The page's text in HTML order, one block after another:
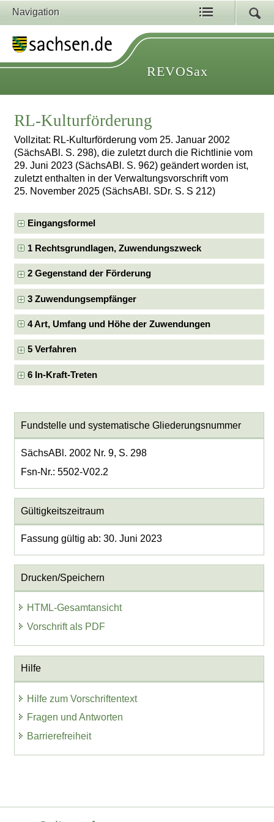
Navigation
REVOSax
RL-Kulturförderung
Vollzitat: RL-Kulturförderung vom 25. Januar 2002
(SächsABl. S. 298), die zuletzt durch die Richtlinie vom
29. Juni 2023 (SächsABl. S. 962) geändert worden ist,
zuletzt enthalten in der Verwaltungsvorschrift vom
25. November 2025 (SächsABl. SDr. S. S 212)
Eingangsformel
1 Rechtsgrundlagen, Zuwendungszweck
2 Gegenstand der Förderung
3 Zuwendungsempfänger
4 Art, Umfang und Höhe der Zuwendungen
5 Verfahren
6 In-Kraft-Treten
Fundstelle und systematische Gliederungsnummer
SächsABl. 2002 Nr. 9, S. 298
Fsn-Nr.: 5502-V02.2
Gültigkeitszeitraum
Fassung gültig ab: 30. Juni 2023
Drucken/Speichern
HTML-Gesamtansicht
Vorschrift als PDF
Hilfe
Hilfe zum Vorschriftentext
Fragen und Antworten
Barrierefreiheit